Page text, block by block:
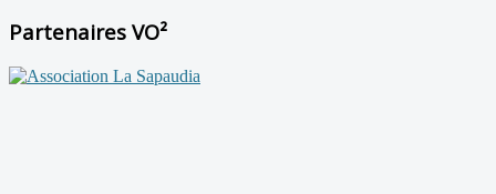
Partenaires VO²